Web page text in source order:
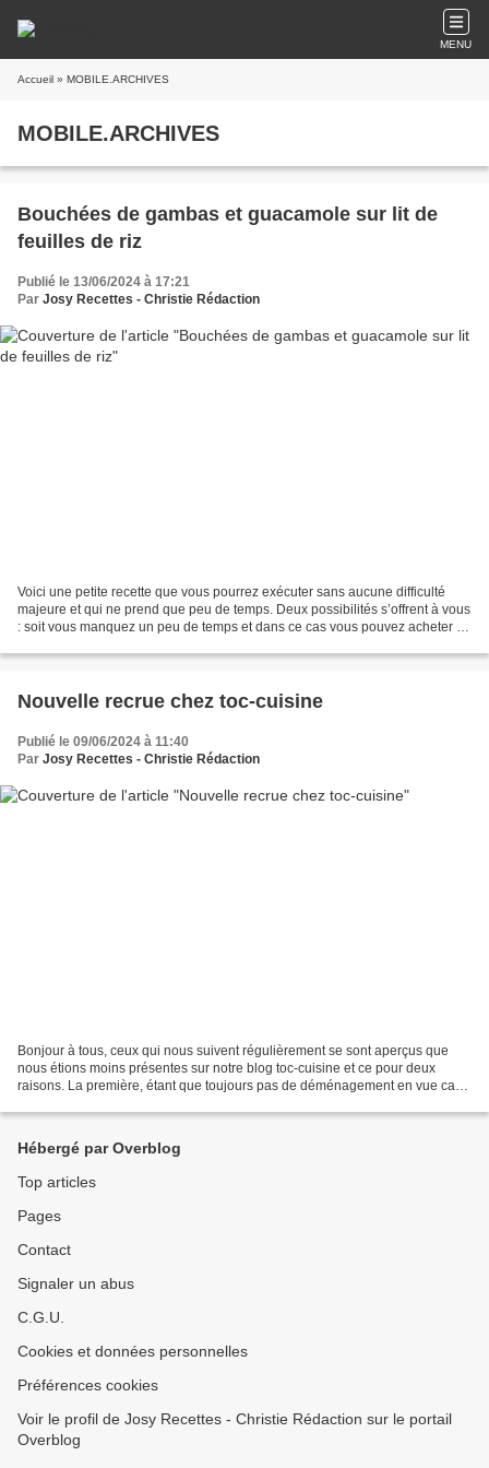
MENU
Accueil » MOBILE.ARCHIVES
MOBILE.ARCHIVES
Bouchées de gambas et guacamole sur lit de
feuilles de riz
Publié le 13/06/2024 à 17:21
Par Josy Recettes - Christie Rédaction
Voici une petite recette que vous pourrez exécuter sans aucune difficulté
majeure et qui ne prend que peu de temps. Deux possibilités s’offrent à vous
: soit vous manquez un peu de temps et dans ce cas vous pouvez acheter de
Nouvelle recrue chez toc-cuisine
Publié le 09/06/2024 à 11:40
Par Josy Recettes - Christie Rédaction
Bonjour à tous, ceux qui nous suivent régulièrement se sont aperçus que
nous étions moins présentes sur notre blog toc-cuisine et ce pour deux
raisons. La première, étant que toujours pas de déménagement en vue car
Hébergé par Overblog
Top articles
Pages
Contact
Signaler un abus
C.G.U.
Cookies et données personnelles
Préférences cookies
Voir le profil de Josy Recettes - Christie Rédaction sur le portail
Overblog